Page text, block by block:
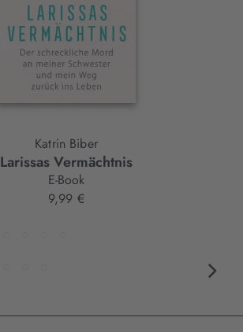
Katrin Biber
Larissas Vermächtnis
E-Book
9,99 €